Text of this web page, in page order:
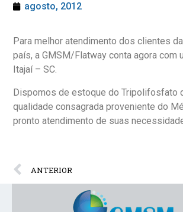
agosto, 2012
Para melhor atendimento dos clientes
país, a GMSM/Flatway conta agora com
Itajaí – SC.
Dispomos de estoque do Tripolifosfato
qualidade consagrada proveniente do
pronto atendimento de suas
ANTERIOR